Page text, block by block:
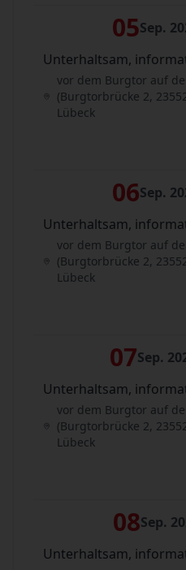
05Sep.
Unterhaltsam,
vor dem Burgtor auf
(Burgtorbrücke 2,
Lübeck
06Sep.
Unterhaltsam,
vor dem Burgtor auf
(Burgtorbrücke 2,
Lübeck
07Sep.
Unterhaltsam,
vor dem Burgtor auf
(Burgtorbrücke 2,
Lübeck
08Sep.
Unterhaltsam,